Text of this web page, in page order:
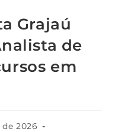
Grajaú
de
em
2026